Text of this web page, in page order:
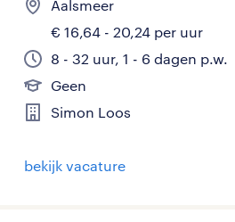
Aalsmeer
€ 16,64 - 20,24 per uur
8 - 32 uur, 1 - 6 dagen p.w.
Geen
Simon Loos
bekijk vacature